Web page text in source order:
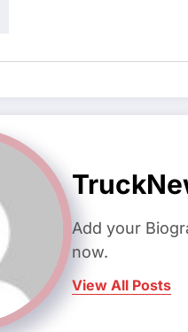
Add your
now.
View All Posts